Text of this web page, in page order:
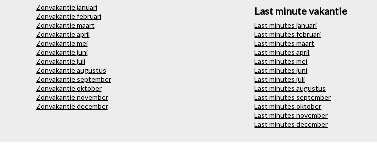
Zonvakantie januari
Zonvakantie februari
Zonvakantie maart
Zonvakantie april
Zonvakantie mei
Zonvakantie juni
Zonvakantie juli
Zonvakantie augustus
Zonvakantie september
Zonvakantie oktober
Zonvakantie november
Zonvakantie december
Last minute vakantie
Last minutes januari
Last minutes februari
Last minutes maart
Last minutes april
Last minutes mei
Last minutes juni
Last minutes juli
Last minutes augustus
Last minutes september
Last minutes oktober
Last minutes november
Last minutes december